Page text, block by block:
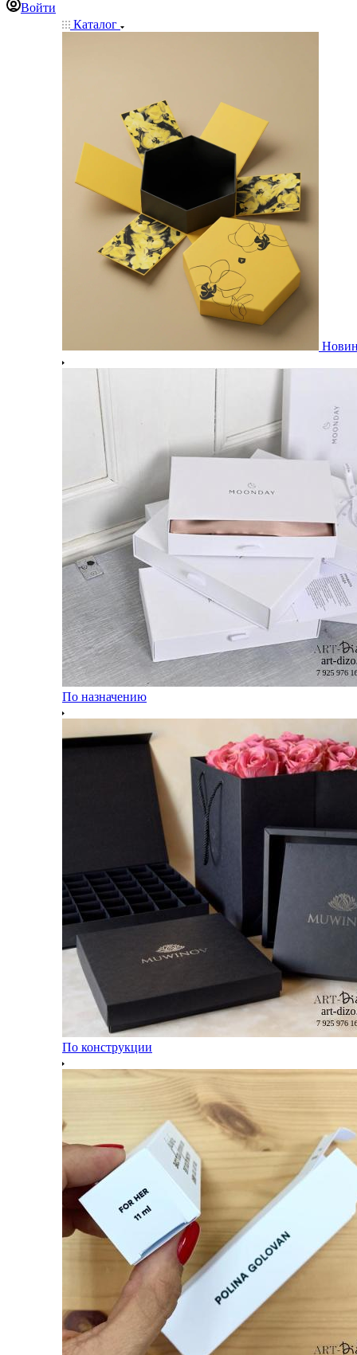
Войти
Каталог
По назначению
По конструкции